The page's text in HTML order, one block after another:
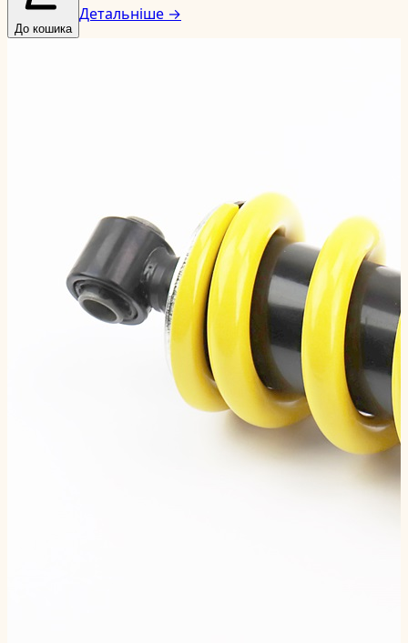
До кошика
Детальніше →